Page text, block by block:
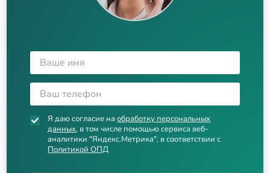
Я даю согласие наобработку персональных
данных, в том числе помощью сервиса веб-
аналитики "Яндекс.Метрика", в соответствии с
Политикой ОПД